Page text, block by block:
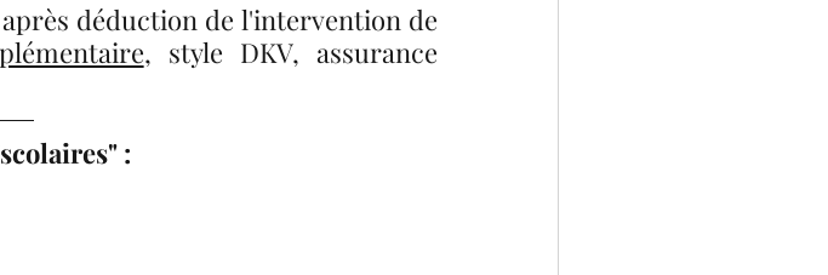
déduction de l'intervention de
, style DKV, assurance
: